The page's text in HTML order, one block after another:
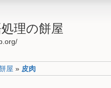
理の餅屋
屋 » 皮肉